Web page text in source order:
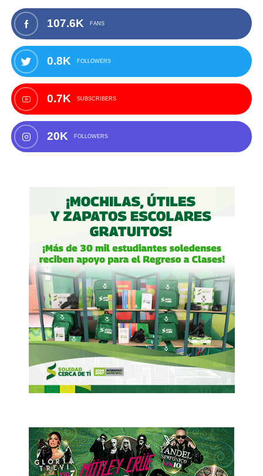
107.6K FANS
0.8K FOLLOWERS
0.7K SUBSCRIBERS
20K FOLLOWERS